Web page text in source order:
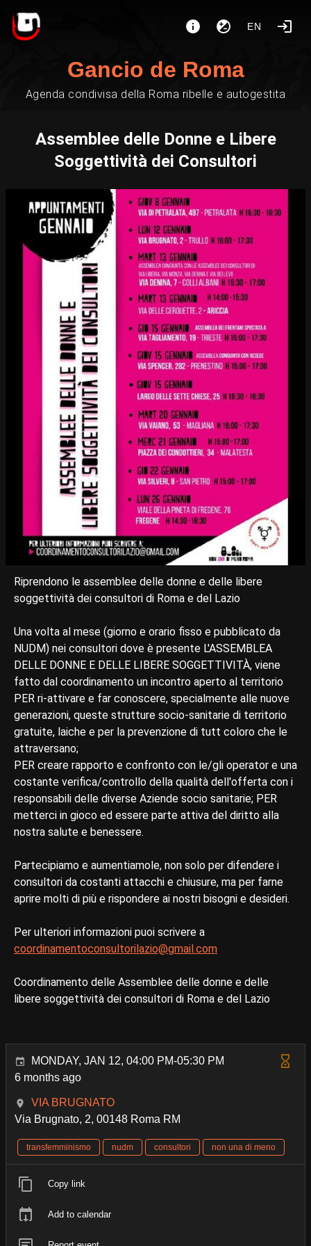
EN
Gancio de Roma
Agenda condivisa della Roma ribelle e autogestita
Assemblee delle Donne e Libere
Soggettività dei Consultori
Riprendono le assemblee delle donne e delle libere
soggettività dei consultori di Roma e del Lazio
Una volta al mese (giorno e orario fisso e pubblicato da
NUDM) nei consultori dove è presente L'ASSEMBLEA
DELLE DONNE E DELLE LIBERE SOGGETTIVITÀ, viene
fatto dal coordinamento un incontro aperto al territorio
PER ri-attivare e far conoscere, specialmente alle nuove
generazioni, queste strutture socio-sanitarie di territorio
gratuite, laiche e per la prevenzione di tutt coloro che le
attraversano;
PER creare rapporto e confronto con le/gli operator e una
costante verifica/controllo della qualità dell'offerta con i
responsabili delle diverse Aziende socio sanitarie; PER
metterci in gioco ed essere parte attiva del diritto alla
nostra salute e benessere.
Partecipiamo e aumentiamole, non solo per difendere i
consultori da costanti attacchi e chiusure, ma per farne
aprire molti di più e rispondere ai nostri bisogni e desideri.
Per ulteriori informazioni puoi scrivere a
coordinamentoconsultorilazio@gmail.com
Coordinamento delle Assemblee delle donne e delle
libere soggettività dei consultori di Roma e del Lazio
MONDAY, JAN 12, 04:00 PM-05:30 PM
6 months ago
VIA BRUGNATO
Via Brugnato, 2, 00148 Roma RM
transfemminismo nudm consultori non una di meno
Copy link
Add to calendar